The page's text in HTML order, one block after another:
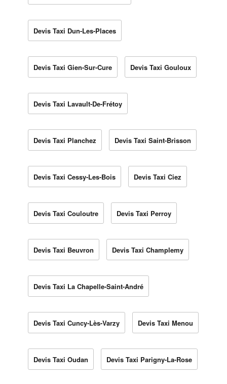
Devis Taxi Dun-Les-Places
Devis Taxi Gien-Sur-Cure Devis Taxi Gouloux
Devis Taxi Lavault-De-Frétoy
Devis Taxi Planchez Devis Taxi Saint-Brisson
Devis Taxi Cessy-Les-Bois Devis Taxi Ciez
Devis Taxi Couloutre Devis Taxi Perroy
Devis Taxi Beuvron Devis Taxi Champlemy
Devis Taxi La Chapelle-Saint-André
Devis Taxi Cuncy-Lès-Varzy Devis Taxi Menou
Devis Taxi Oudan Devis Taxi Parigny-La-Rose